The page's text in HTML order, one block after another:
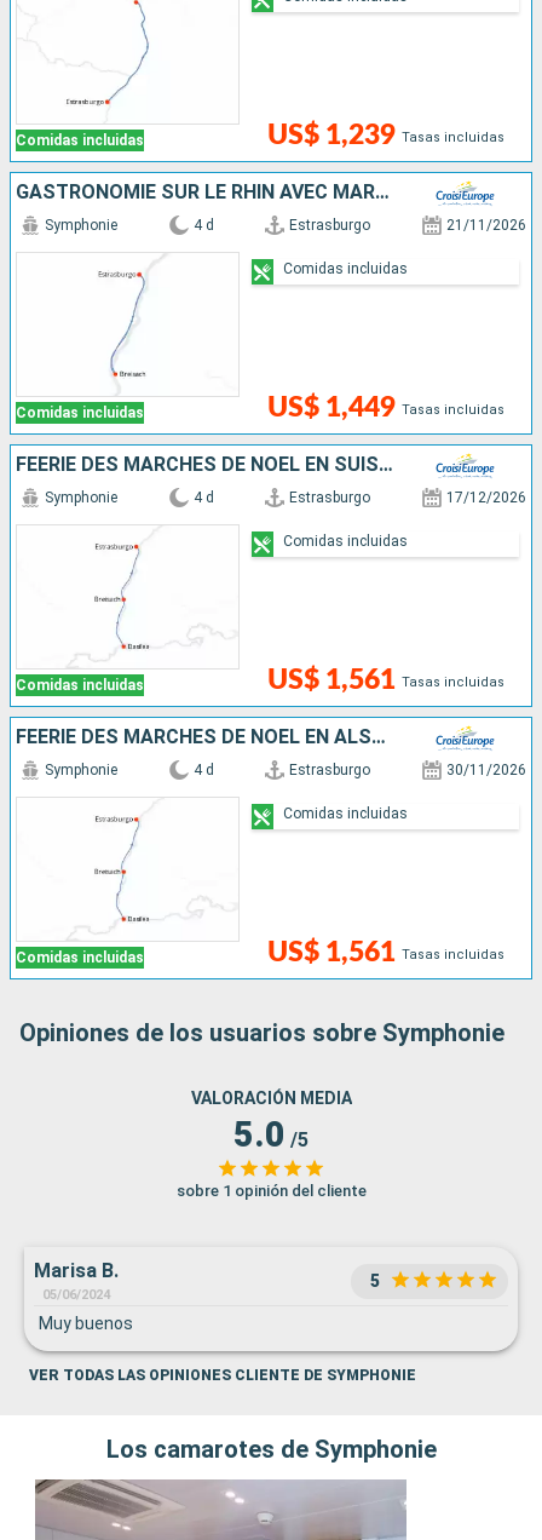
Comidas incluidas US$ 1,239 Tasas incluidas
GASTRONOMIE SUR LE RHIN AVEC MARC HAEBERLIN(2)
Comidas incluidas
Symphonie 4 d Estrasburgo 21/11/2026
US$ 1,449 Tasas incluidas
Comidas incluidas
FÉERIE DES MARCHÉS DE NOËL EN SUISSE ET EN ALSACE AU FIL DU RHIN
Comidas incluidas
Symphonie 4 d Estrasburgo 17/12/2026
US$ 1,561 Tasas incluidas
Comidas incluidas
FÉERIE DES MARCHÉS DE NOËL EN ALSACE ET EN SUISSE AU FIL DU RHIN
Comidas incluidas
Symphonie 4 d Estrasburgo 30/11/2026
US$ 1,561 Tasas incluidas
Comidas incluidas
Opiniones de los usuarios sobre Symphonie
VALORACIÓN MEDIA
5.0 /5
sobre 1 opinión del cliente
Marisa B.
05/06/2024
5
Muy buenos
VER TODAS LAS OPINIONES CLIENTE DE SYMPHONIE
Los camarotes de Symphonie